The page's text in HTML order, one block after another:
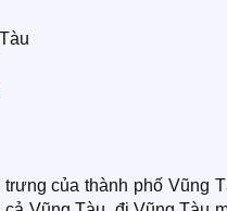
của thành phố